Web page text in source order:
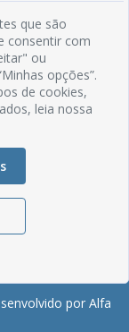
por Alfa
que são
consentir com
ou
opções”.
de cookies,
leia nossa